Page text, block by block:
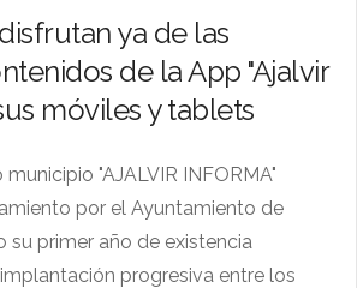
ya de las
de la App "Ajalvir
móviles y tablets
"AJALVIR INFORMA"
por el Ayuntamiento de
su primer año de existencia
progresiva entre los